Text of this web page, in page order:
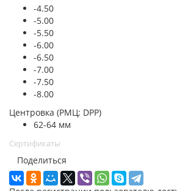
-4.50
-5.00
-5.50
-6.00
-6.50
-7.00
-7.50
-8.00
Центровка (РМЦ; DPP)
62-64 мм
Сертификаты
Поделиться